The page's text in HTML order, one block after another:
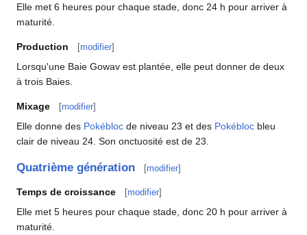
Elle met 6 heures pour chaque stade, donc 24 h pour arriver à
maturité.
Production [modifier]
Lorsqu'une Baie Gowav est plantée, elle peut donner de deux
à trois Baies.
Mixage [modifier]
Elle donne des Pokébloc de niveau 23 et des Pokébloc bleu
clair de niveau 24. Son onctuosité est de 23.
Quatrième génération [modifier]
Temps de croissance [modifier]
Elle met 5 heures pour chaque stade, donc 20 h pour arriver à
maturité.